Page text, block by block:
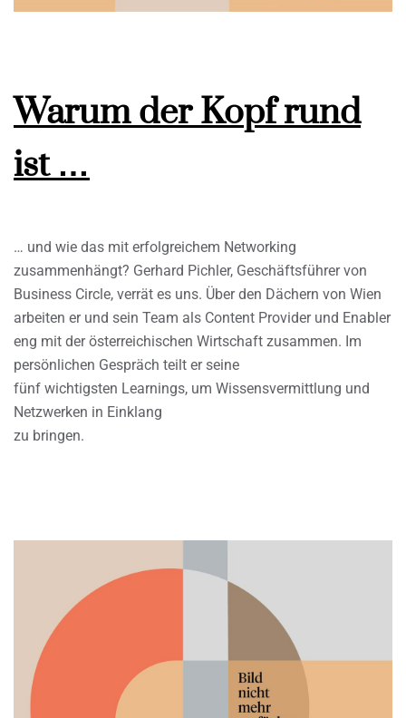
Warum der Kopf rund
ist …
… und wie das mit erfolgreichem Networking
zusammenhängt? Gerhard Pichler, Geschäftsführer von
Business Circle, verrät es uns. Über den Dächern von Wien
arbeiten er und sein Team als Content Provider und Enabler
eng mit der österreichischen Wirtschaft zusammen. Im
persönlichen Gespräch teilt er seine
fünf wichtigsten Learnings, um Wissensvermittlung und
Netzwerken in Einklang
zu bringen.